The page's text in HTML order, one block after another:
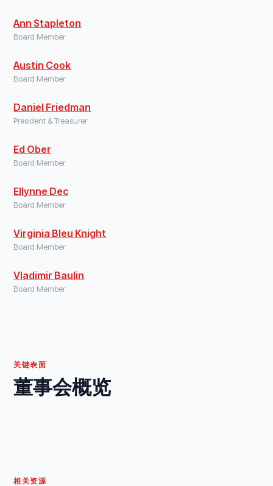
Ann Stapleton
Board Member
Austin Cook
Board Member
Daniel Friedman
President & Treasurer
Ed Ober
Board Member
Ellynne Dec
Board Member
Virginia Bleu Knight
Board Member
Vladimir Baulin
Board Member
关键表面
董事会概览
相关资源